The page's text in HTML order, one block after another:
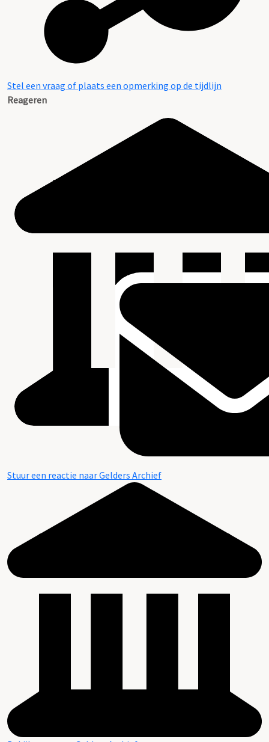
Stel een vraag of plaats een opmerking op de tijdlijn
Reageren
Stuur een reactie naar Gelders Archief